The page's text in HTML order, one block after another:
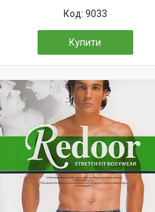
9033
Купити